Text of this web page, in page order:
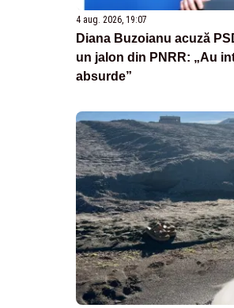
4 aug. 2026, 19:07
Diana Buzoianu acuză
un jalon din PNRR: „Au
absurde”